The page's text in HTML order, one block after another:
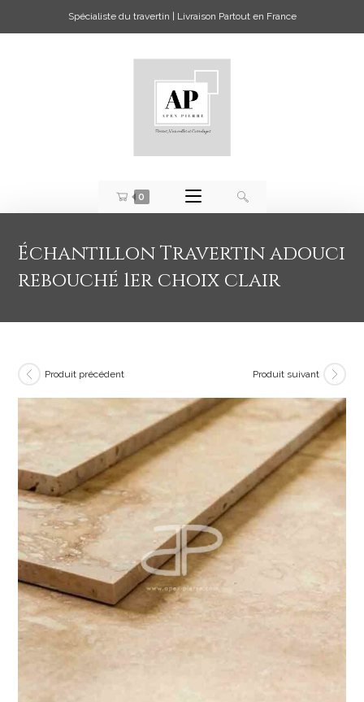
Spécialiste du travertin | Livraison Partout en France
0
Échantillon Travertin adouci
rebouché 1er choix clair
Produit précédent Produit suivant